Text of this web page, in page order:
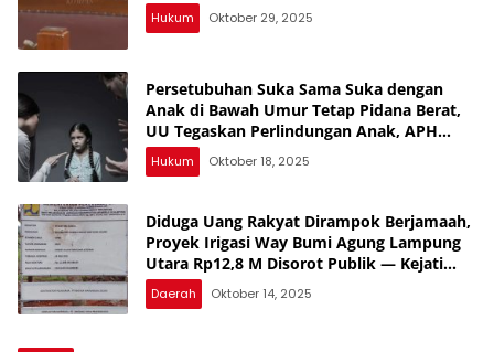
Hukum Oktober 29, 2025
Persetubuhan Suka Sama Suka dengan
Anak di Bawah Umur Tetap Pidana Berat,
UU Tegaskan Perlindungan Anak, APH
Lampura Diminta Tegas, Banyak yang
Belum Diungkap, Periksa Semua SMA,
Hukum Oktober 18, 2025
Diduga Uang Rakyat Dirampok Berjamaah,
Proyek Irigasi Way Bumi Agung Lampung
Utara Rp12,8 M Disorot Publik — Kejati
Turun, Tapi Bungkam!
Daerah Oktober 14, 2025